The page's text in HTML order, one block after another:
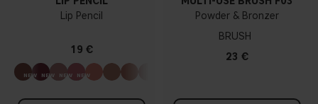
Lip Pencil
19 €
Powder & Bronzer
BRUSH
23 €